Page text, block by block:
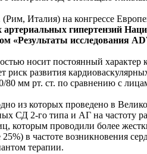
Италия) на конгрессе
гипертензий
исследования
носит постоянный
развития
мм рт. ст. по сравнению с
из которых проведено в
СД 2-го типа и АГ на частоту
которым проводили более
в частоте возникновения
терапии.